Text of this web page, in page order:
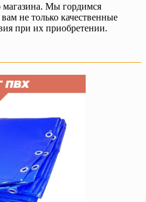
магазина. Мы гордимся
не только качественные
при их приобретении.